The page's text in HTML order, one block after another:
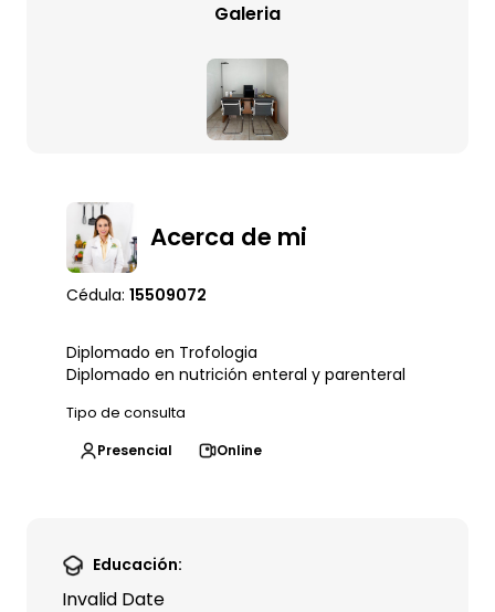
Galeria
Acerca de mi
Cédula: 15509072
Diplomado en Trofologia
Diplomado en nutrición enteral y parenteral
Tipo de consulta
Presencial
Online
Educación:
Invalid Date